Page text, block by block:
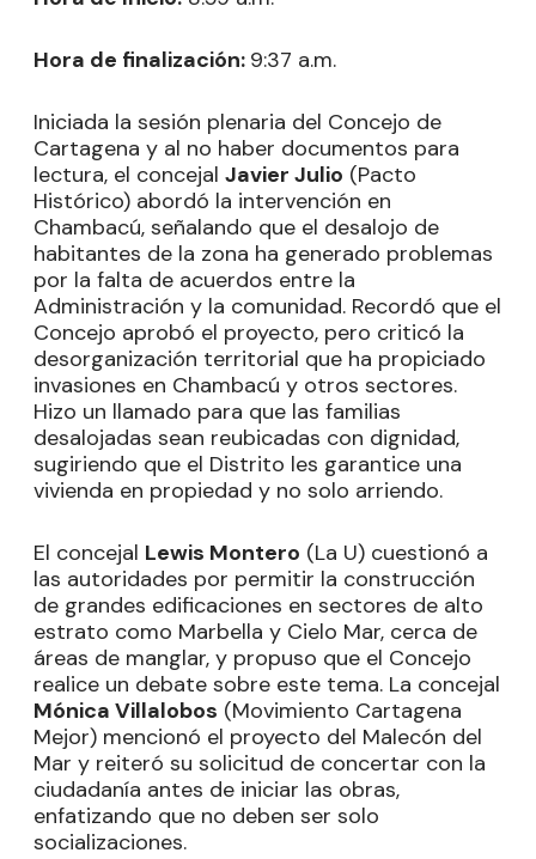
Hora de finalización: 9:37 a.m.
Iniciada la sesión plenaria del Concejo de
Cartagena y al no haber documentos para
lectura, el concejal Javier Julio (Pacto
Histórico) abordó la intervención en
Chambacú, señalando que el desalojo de
habitantes de la zona ha generado problemas
por la falta de acuerdos entre la
Administración y la comunidad. Recordó que el
Concejo aprobó el proyecto, pero criticó la
desorganización territorial que ha propiciado
invasiones en Chambacú y otros sectores.
Hizo un llamado para que las familias
desalojadas sean reubicadas con dignidad,
sugiriendo que el Distrito les garantice una
vivienda en propiedad y no solo arriendo.
El concejal Lewis Montero (La U) cuestionó a
las autoridades por permitir la construcción
de grandes edificaciones en sectores de alto
estrato como Marbella y Cielo Mar, cerca de
áreas de manglar, y propuso que el Concejo
realice un debate sobre este tema. La concejal
Mónica Villalobos (Movimiento Cartagena
Mejor) mencionó el proyecto del Malecón del
Mar y reiteró su solicitud de concertar con la
ciudadanía antes de iniciar las obras,
enfatizando que no deben ser solo
socializaciones.